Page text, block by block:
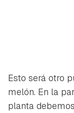
Esto será otro
melón. En la
planta